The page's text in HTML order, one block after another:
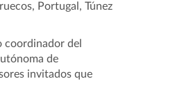
Portugal, Túnez
coordinador del
de
invitados que